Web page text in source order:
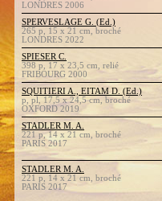
LONDRES 2006
SPERVESLAGE G. (Ed.)
265 p, 15 x 21 cm, broché
LONDRES 2022
SPIESER C.
398 p, 17 x 23,5 cm, relié
FRIBOURG 2000
SQUITIERI A., EITAM D. (Ed.)
p, pl, 17,5 x 24,5 cm, broché
OXFORD 2019
STADLER M. A.
221 p, 14 x 21 cm, broché
PARIS 2017
STADLER M. A.
221 p, 14 x 21 cm, broché
PARIS 2017